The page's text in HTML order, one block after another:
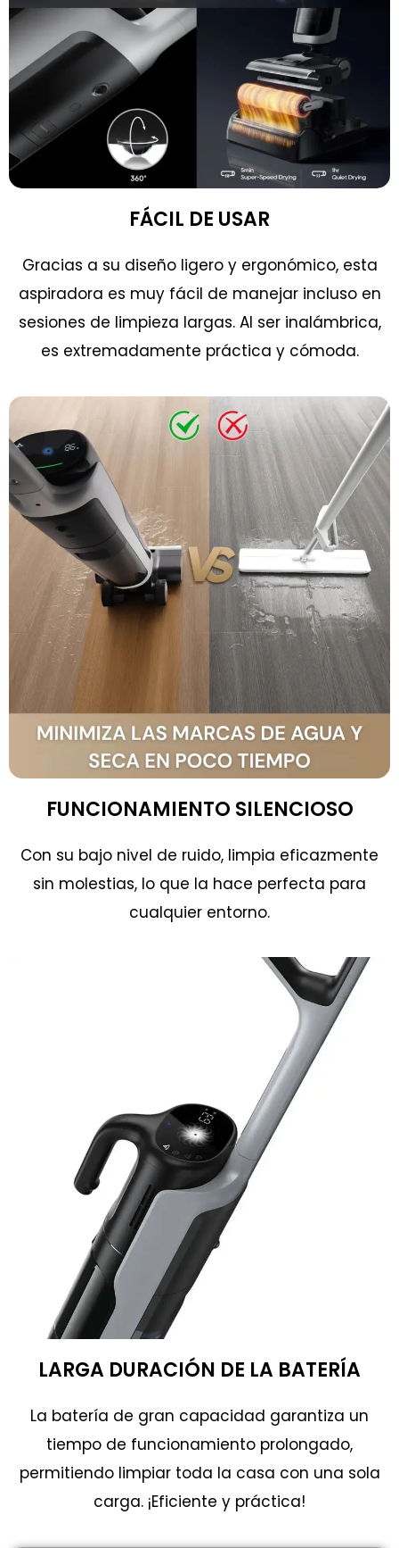
FÁCIL DE USAR
Gracias a su diseño ligero y ergonómico, esta
aspiradora es muy fácil de manejar incluso en
sesiones de limpieza largas. Al ser inalámbrica,
es extremadamente práctica y cómoda.
FUNCIONAMIENTO SILENCIOSO
Con su bajo nivel de ruido, limpia eficazmente
sin molestias, lo que la hace perfecta para
cualquier entorno.
LARGA DURACIÓN DE LA BATERÍA
La batería de gran capacidad garantiza un
tiempo de funcionamiento prolongado,
permitiendo limpiar toda la casa con una sola
carga. ¡Eficiente y práctica!